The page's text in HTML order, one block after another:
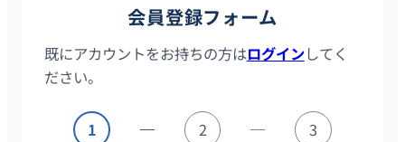
会員登録フォーム
既にアカウントをお持ちの方はログインしてく
ださい。
1
2
3